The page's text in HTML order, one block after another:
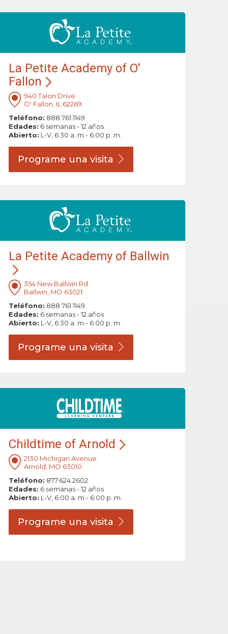
La Petite Academy of O'
Fallon
940 Talon Drive
O' Fallon, IL 62269
Teléfono: 888.761.1149
Edades: 6 semanas - 12 años
Abierto: L-V, 6:30 a. m.- 6:00 p. m.
Programe una visita
La Petite Academy of Ballwin
354 New Ballwin Rd
Ballwin, MO 63021
Teléfono: 888.761.1149
Edades: 6 semanas - 12 años
Abierto: L-V, 6:30 a. m.- 6:00 p. m.
Programe una visita
Childtime of Arnold
2130 Michigan Avenue
Arnold, MO 63010
Teléfono: 877.624.2602
Edades: 6 semanas - 12 años
Abierto: L-V, 6:00 a. m.- 6:00 p. m.
Programe una visita